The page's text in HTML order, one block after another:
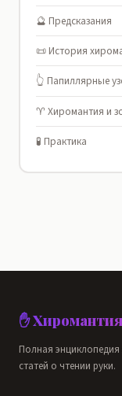
🔮 Предсказания
📜 История
👆 Папиллярные
♈ Хиромантия и
🧪 Практика
✋ Хиромантия
Полная
статей о чтении руки.